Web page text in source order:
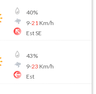
40%
9-21 Km/h
Est SE
43%
9-23 Km/h
Est